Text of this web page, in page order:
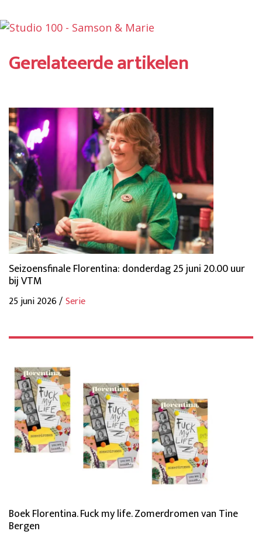
Gerelateerde artikelen
Seizoensfinale Florentina: donderdag 25 juni 20.00 uur
bij VTM
25 juni 2026 /Serie
Boek Florentina. Fuck my life. Zomerdromen van Tine
Bergen